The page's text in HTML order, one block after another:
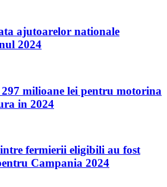
ajutoarelor nationale
2024
297 milioane lei pentru motorina
in 2024
fermierii eligibili au fost
Campania 2024